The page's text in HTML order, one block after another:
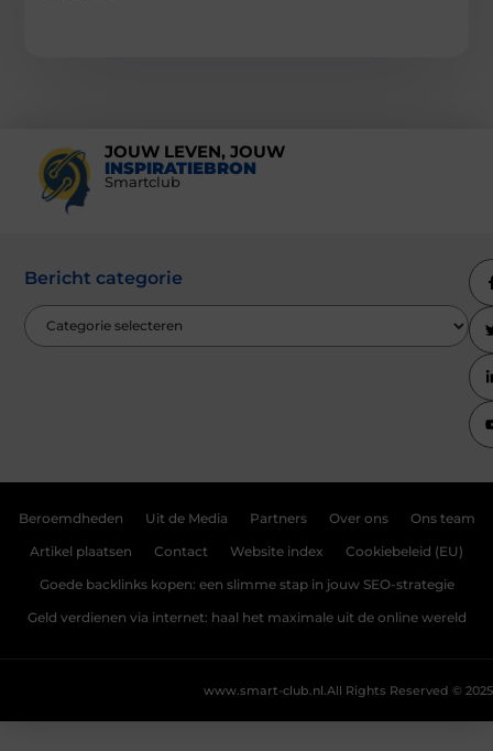
JOUW LEVEN, JOUW
INSPIRATIEBRON
Smartclub
Bericht categorie
Beroemdheden Uit de Media Partners Over ons Ons team
Artikel plaatsen Contact Website index Cookiebeleid (EU)
Goede backlinks kopen: een slimme stap in jouw SEO-strategie
Geld verdienen via internet: haal het maximale uit de online wereld
All Rights Reserved © 2025
www.smart-club.nl.